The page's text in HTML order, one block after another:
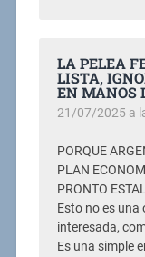
LA PELEA
LISTA,
EN MANOS
21/07/2025 a
PORQUE
PLAN
PRONTO
Esto no es
interesada,
Es una simple